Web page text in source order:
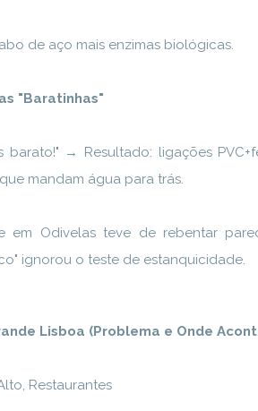
de aço mais enzimas biológicas.
"Baratinhas"
barato!" → Resultado: ligações
mandam água para trás.
em Odivelas teve de rebentar
ignorou o teste de estanquicidade.
Lisboa (Problema e Onde
Restaurantes